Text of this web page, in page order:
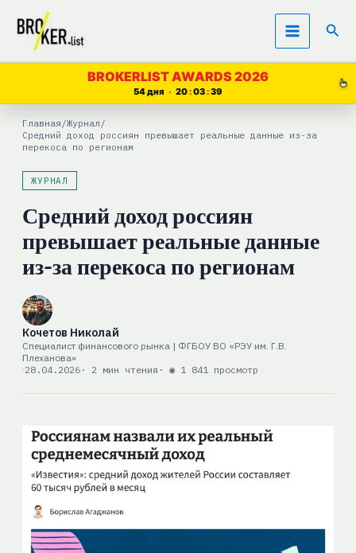
Перейти
содержимому
BROKERLIST AWARDS 2026
54 дня 20 03 38
Главная /Журнал /
Средний доход россиян превышает реальные данные из-за
перекоса по регионам
ЖУРНАЛ
Средний доход россиян
превышает реальные данные
из-за перекоса по регионам
Кочетов Николай
Специалист финансового рынка | ФГБОУ ВО «РЭУ им. Г.В.
Плеханова»
28.04.2026· 2 мин чтения · ◉ 1 841 просмотр